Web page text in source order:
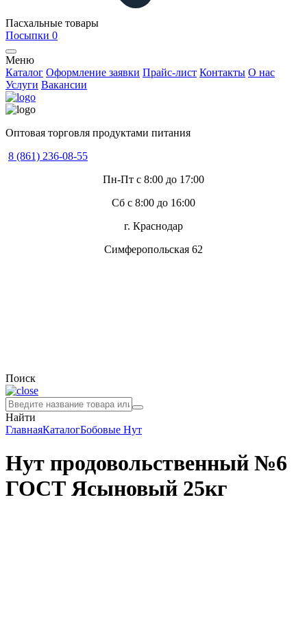
Пасхальные товары
Посыпки 0
Меню
Каталог Оформление заявки Прайс-лист Контакты О нас
Услуги Вакансии
Оптовая торговля продуктами питания
8 (861) 236-08-55
Пн-Пт с 8:00 до 17:00
Сб с 8:00 до 16:00
г. Краснодар
Симферопольская 62
Поиск
Найти
ГлавнаяКаталогБобовые Нут
Нут продовольственный №6
ГОСТ Ясыновый 25кг